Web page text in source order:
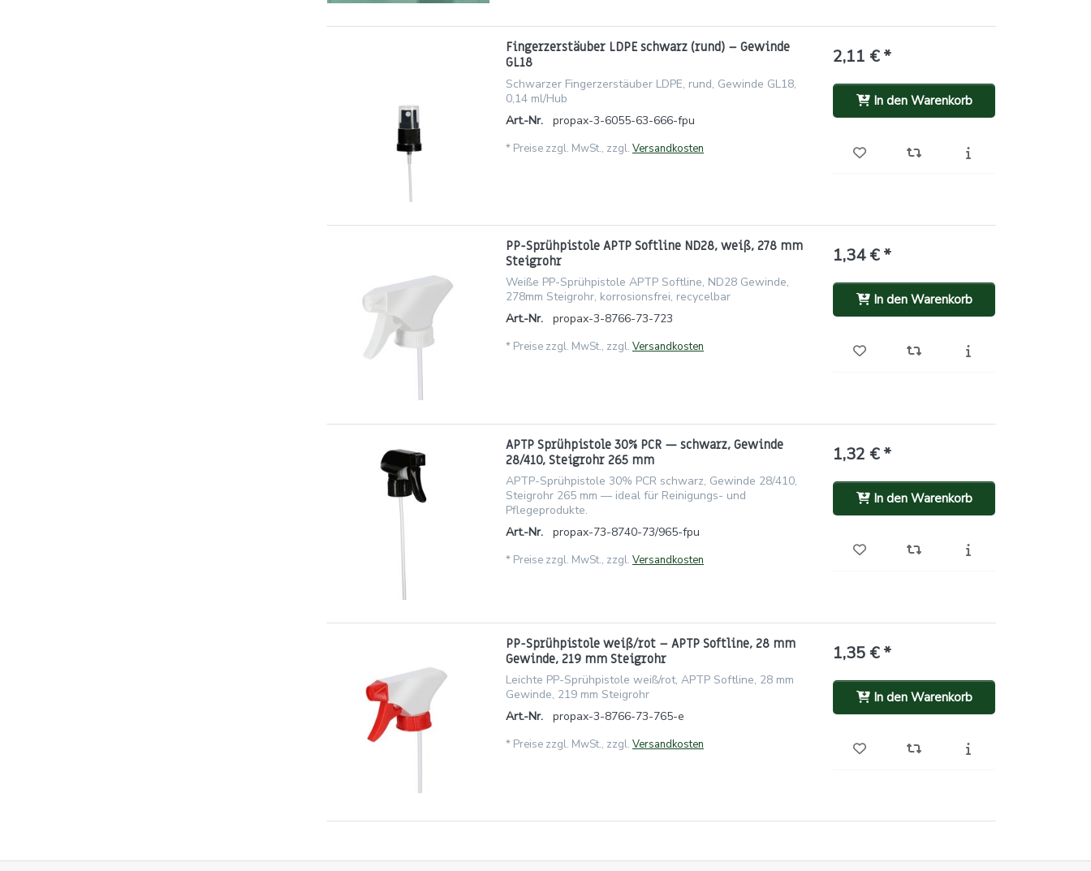
Fingerzerstäuber LDPE schwarz (rund) – Gewinde
GL18
Schwarzer Fingerzerstäuber LDPE, rund, Gewinde GL18,
0,14 ml/Hub
Art.-Nr.
propax-3-6055-63-666-fpu
* Preise zzgl. MwSt., zzgl. Versandkosten
2,11 € *
In den Warenkorb
PP-Sprühpistole APTP Softline ND28, weiß, 278 mm
Steigrohr
Weiße PP-Sprühpistole APTP Softline, ND28 Gewinde,
278mm Steigrohr, korrosionsfrei, recycelbar
Art.-Nr.
propax-3-8766-73-723
* Preise zzgl. MwSt., zzgl. Versandkosten
1,34 € *
In den Warenkorb
APTP Sprühpistole 30% PCR — schwarz, Gewinde
28/410, Steigrohr 265 mm
APTP-Sprühpistole 30% PCR schwarz, Gewinde 28/410,
Steigrohr 265 mm — ideal für Reinigungs- und
Pflegeprodukte.
Art.-Nr.
propax-73-8740-73/965-fpu
* Preise zzgl. MwSt., zzgl. Versandkosten
1,32 € *
In den Warenkorb
PP-Sprühpistole weiß/rot – APTP Softline, 28 mm
Gewinde, 219 mm Steigrohr
Leichte PP-Sprühpistole weiß/rot, APTP Softline, 28 mm
Gewinde, 219 mm Steigrohr
Art.-Nr.
propax-3-8766-73-765-e
* Preise zzgl. MwSt., zzgl. Versandkosten
1,35 € *
In den Warenkorb